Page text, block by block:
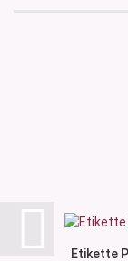
Etikette